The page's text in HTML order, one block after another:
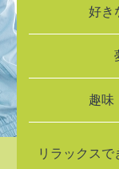
好き
趣味
リラックス